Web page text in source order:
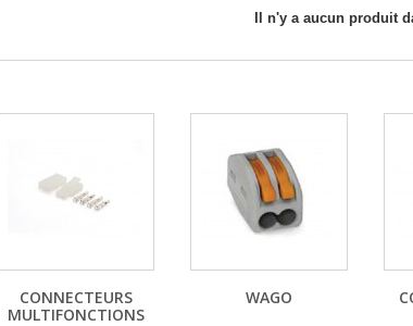
Il n'y a aucun produit
CONNECTEURS
MULTIFONCTIONS
WAGO